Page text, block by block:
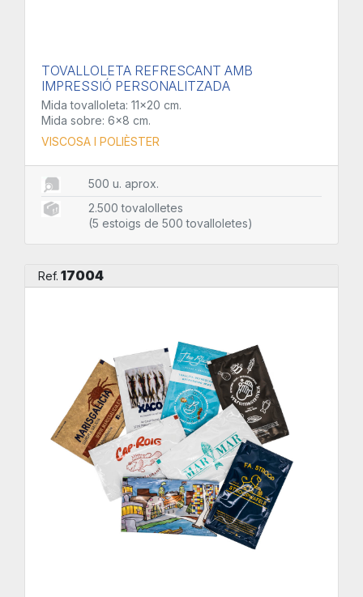
TOVALLOLETA REFRESCANT AMB
IMPRESSIÓ PERSONALITZADA
Mida tovalloleta: 11x20 cm.
Mida sobre: 6x8 cm.
VISCOSA I POLIÈSTER
500 u. aprox.
2.500 tovalolletes
(5 estoigs de 500 tovalloletes)
Ref. 17004